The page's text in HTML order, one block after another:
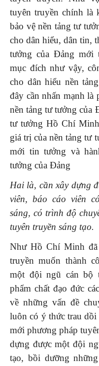
tuyên truyền chính là
bảo vệ nền tảng tư
cho dân hiểu, dân tin,
tưởng của Đảng mới
mục đích như vậy,
cho dân hiểu nền
đây cần nhấn mạnh là
nền tảng tư tưởng của
tư tưởng Hồ Chí
giá trị của nền tảng tư
mới tin tưởng và
tưởng của Đảng
Hai là, cần xây dựng
viên, báo cáo viên
sáng, có trình độ
tuyên truyền sáng tạo.
Như Hồ Chí Minh đã
truyền muốn thành
một đội ngũ cán bộ
phẩm chất đạo đức
về những vấn đề
luôn có ý thức trau
mới phương pháp
dựng được một đội
tạo, bồi dưỡng